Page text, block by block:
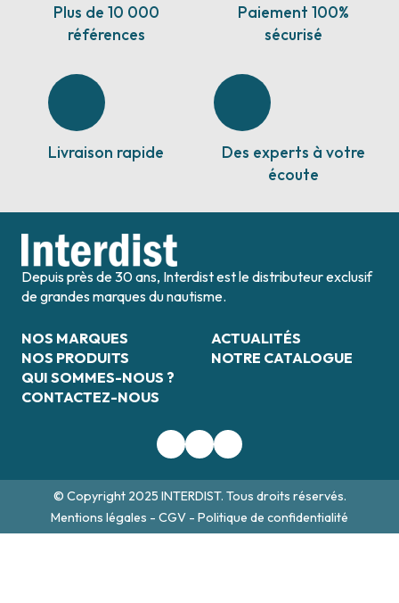
Plus de 10 000
références
Paiement 100%
sécurisé
Livraison rapide
Des experts à votre
écoute
Depuis près de 30 ans, Interdist est le distributeur exclusif
de grandes marques du nautisme.
NOS MARQUES
NOS PRODUITS
QUI SOMMES-NOUS ?
CONTACTEZ-NOUS
ACTUALITÉS
NOTRE CATALOGUE
© Copyright 2025 INTERDIST. Tous droits réservés.
Mentions légales - CGV - Politique de confidentialité